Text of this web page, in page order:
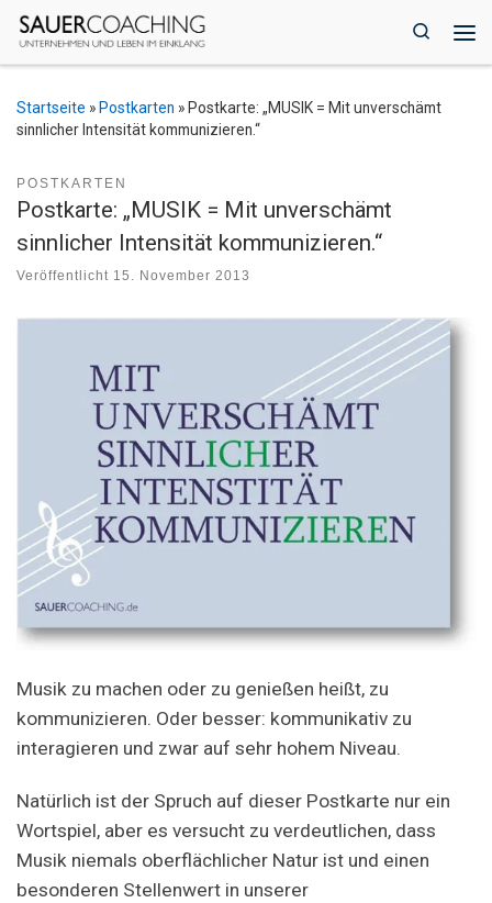
Zum Inhalt springen
Search
Startseite » Postkarten » Postkarte: „MUSIK = Mit unverschämt
sinnlicher Intensität kommunizieren.“
POSTKARTEN
Postkarte: „MUSIK = Mit unverschämt
sinnlicher Intensität kommunizieren.“
Veröffentlicht 15. November 2013
Musik zu machen oder zu genießen heißt, zu
kommunizieren. Oder besser: kommunikativ zu
interagieren und zwar auf sehr hohem Niveau.
Natürlich ist der Spruch auf dieser Postkarte nur ein
Wortspiel, aber es versucht zu verdeutlichen, dass
Musik niemals oberflächlicher Natur ist und einen
besonderen Stellenwert in unserer